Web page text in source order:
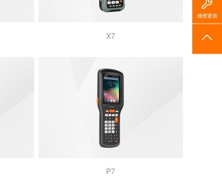
X7
P7
维修查询